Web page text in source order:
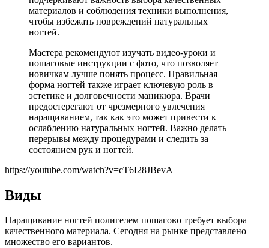
материалов и соблюдения техники выполнения,
чтобы избежать повреждений натуральных
ногтей.
Мастера рекомендуют изучать видео-уроки и
пошаговые инструкции с фото, что позволяет
новичкам лучше понять процесс. Правильная
форма ногтей также играет ключевую роль в
эстетике и долговечности маникюра. Врачи
предостерегают от чрезмерного увлечения
наращиванием, так как это может привести к
ослаблению натуральных ногтей. Важно делать
перерывы между процедурами и следить за
состоянием рук и ногтей.
https://youtube.com/watch?v=cT6I28JBevA
Виды
Наращивание ногтей полигелем пошагово требует выбора
качественного материала. Сегодня на рынке представлено
множество его вариантов.